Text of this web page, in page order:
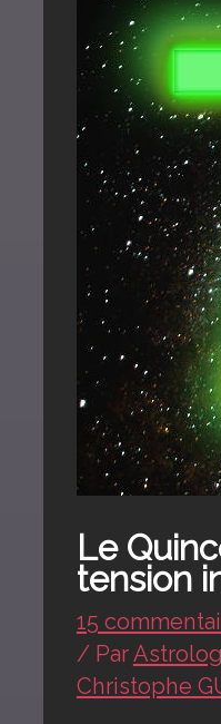
Le
tension
15
/ Par
Christophe